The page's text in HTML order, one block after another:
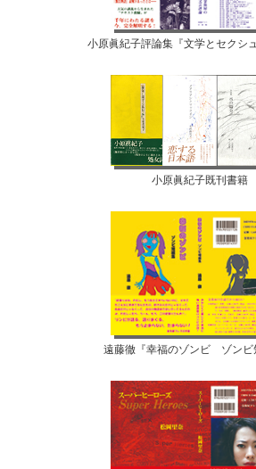
小原眞紀子評論集『文学とセクシ
小原眞紀子既刊書籍
遠藤徹『幸福のゾンビ ゾンビ